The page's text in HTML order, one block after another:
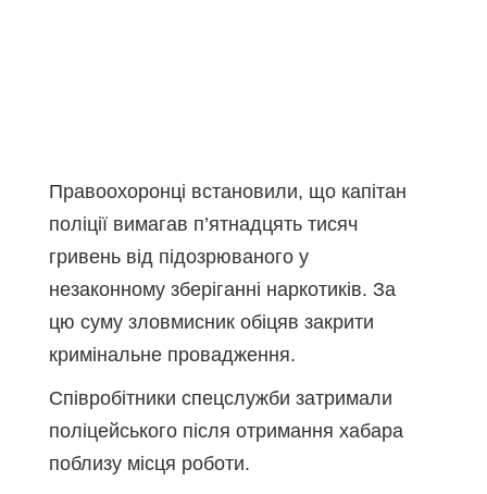
Правоохоронці встановили, що капітан
поліції вимагав п’ятнадцять тисяч
гривень від підозрюваного у
незаконному зберіганні наркотиків. За
цю суму зловмисник обіцяв закрити
кримінальне провадження.
Співробітники спецслужби затримали
поліцейського після отримання хабара
поблизу місця роботи.